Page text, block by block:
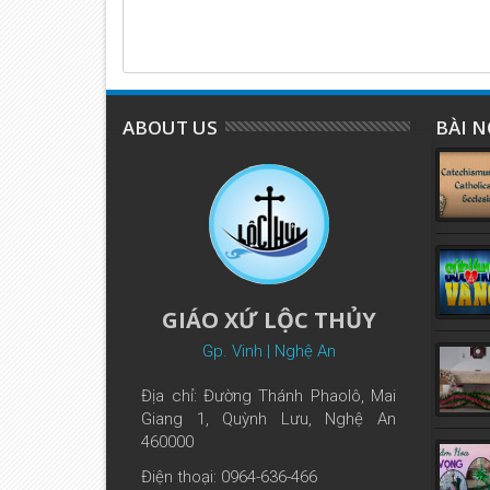
ABOUT US
GIÁO XỨ LỘC THỦY
Gp. Vinh | Nghệ An
Địa chỉ: Đường Thánh Phaolô, Mai
Giang 1, Quỳnh Lưu, Nghệ An
460000
Điện thoại: 0964-636-466
BÀI